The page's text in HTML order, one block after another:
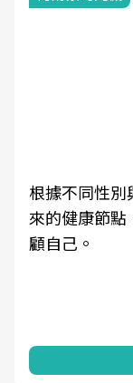
根據不同性
來的健康節
顧自己。